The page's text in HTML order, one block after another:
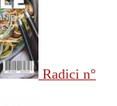
Radici n°